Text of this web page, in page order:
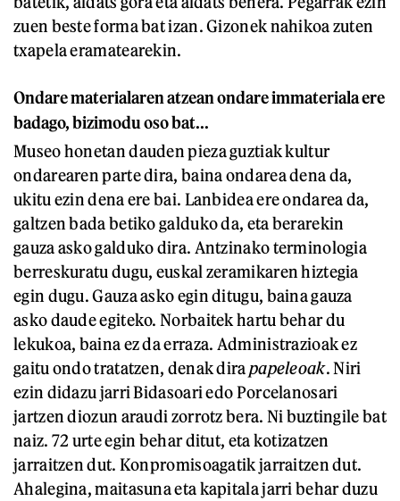
zuen beste forma bat izan. Gizonek nahikoa zuten
txapela eramatearekin.
Ondare materialaren atzean ondare immateriala ere
badago, bizimodu oso bat...
Museo honetan dauden pieza guztiak kultur
ondarearen parte dira, baina ondarea dena da,
ukitu ezin dena ere bai. Lanbidea ere ondarea da,
galtzen bada betiko galduko da, eta berarekin
gauza asko galduko dira. Antzinako terminologia
berreskuratu dugu, euskal zeramikaren hiztegia
egin dugu. Gauza asko egin ditugu, baina gauza
asko daude egiteko. Norbaitek hartu behar du
lekukoa, baina ez da erraza. Administrazioak ez
gaitu ondo tratatzen, denak dirapapeleoak. Niri
ezin didazu jarri Bidasoari edo Porcelanosari
jartzen diozun araudi zorrotz bera. Ni buztingile bat
naiz. 72 urte egin behar ditut, eta kotizatzen
jarraitzen dut. Konpromisoagatik jarraitzen dut.
Ahalegina, maitasuna eta kapitala jarri behar duzu